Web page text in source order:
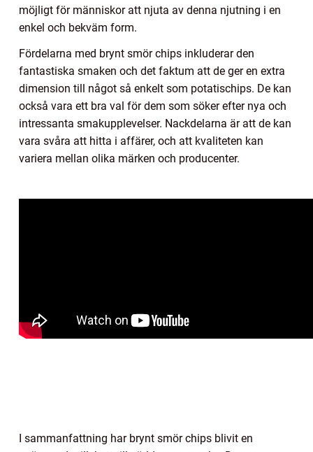
möjligt för människor att njuta av denna njutning i en
enkel och bekväm form.
Fördelarna med brynt smör chips inkluderar den
fantastiska smaken och det faktum att de ger en extra
dimension till något så enkelt som potatischips. De kan
också vara ett bra val för dem som söker efter nya och
intressanta smakupplevelser. Nackdelarna är att de kan
vara svåra att hitta i affärer, och att kvaliteten kan
variera mellan olika märken och producenter.
I sammanfattning har brynt smör chips blivit en